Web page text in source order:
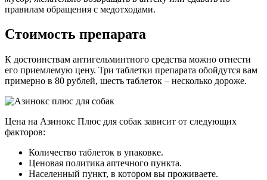
правилам обращения с медотходами.
Стоимость препарата
К достоинствам антигельминтного средства можно отнести
его приемлемую цену. Три таблетки препарата обойдутся вам
примерно в 80 рублей, шесть таблеток – несколько дороже.
Цена на Азинокс Плюс для собак зависит от следующих
факторов:
Количество таблеток в упаковке.
Ценовая политика аптечного пункта.
Населенный пункт, в котором вы проживаете.